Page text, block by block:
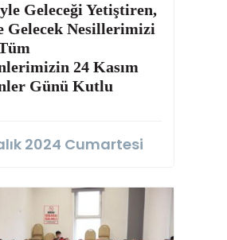
Geleceği Yetiştiren,
Gelecek Nesillerimizi
24 Kasım
Günü Kutlu
2024 Cumartesi